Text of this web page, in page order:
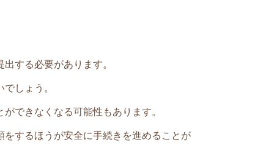
する必要があります。
しょう。
できなくなる可能性もあります。
するほうが安全に手続きを進めることが